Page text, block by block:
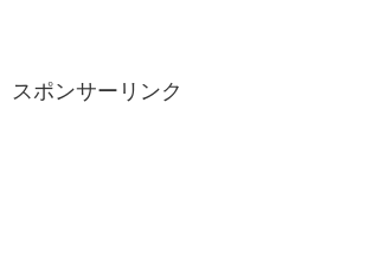
スポンサーリンク